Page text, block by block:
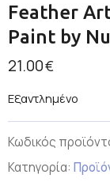
Feather
Paint by
21.00€
Εξαντλημένο
Κωδικός
Κατηγορία: